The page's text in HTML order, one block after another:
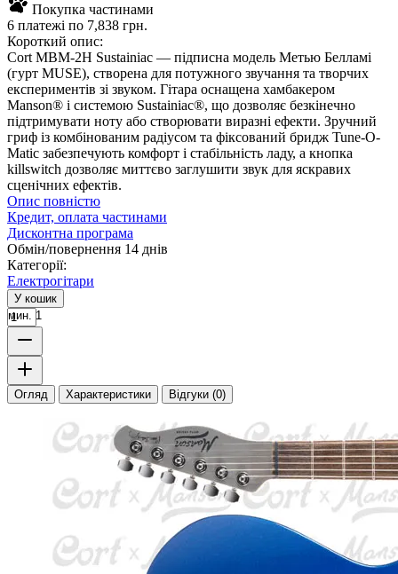
Покупка частинами
6 платежі по 7,838 грн.
Короткий опис:
Cort MBM-2H Sustainiac — підписна модель Метью Белламі
(гурт MUSE), створена для потужного звучання та творчих
експериментів зі звуком. Гітара оснащена хамбакером
Manson® і системою Sustainiac®, що дозволяє безкінечно
підтримувати ноту або створювати виразні ефекти. Зручний
гриф із комбінованим радіусом та фіксований бридж Tune-O-
Matic забезпечують комфорт і стабільність ладу, а кнопка
killswitch дозволяє миттєво заглушити звук для яскравих
сценічних ефектів.
Опис повністю
Кредит, оплата частинами
Дисконтна програма
Обмін/повернення 14 днів
Категорії:
Електрогітари
У кошик
мин. 1
Огляд Характеристики Відгуки (0)